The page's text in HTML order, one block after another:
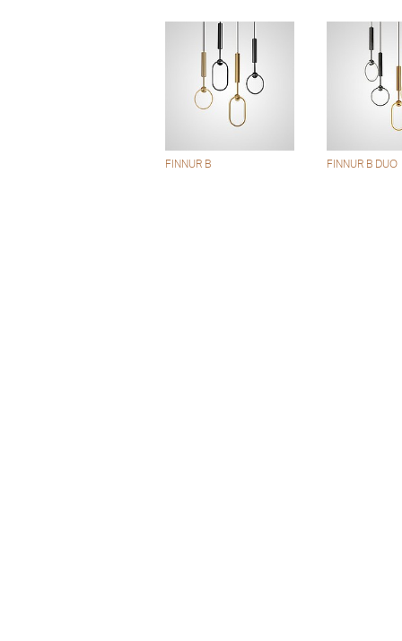
FINNUR B FINNUR B DUO